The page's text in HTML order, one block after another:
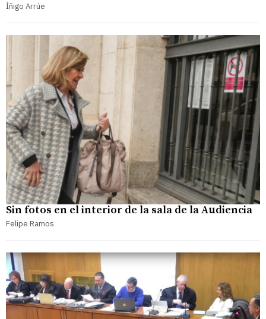
Íñigo Arrúe
Sin fotos en el interior de la sala de la Audiencia
Felipe Ramos